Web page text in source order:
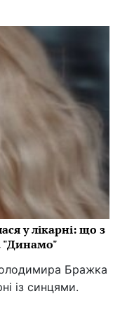
у лікарні: що з
"Динамо"
Бражка
із синцями.